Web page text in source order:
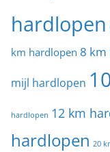
hardlopen
km hardlopen 8 km
mijl hardlopen
hardlopen 12 km
hardlopen 20